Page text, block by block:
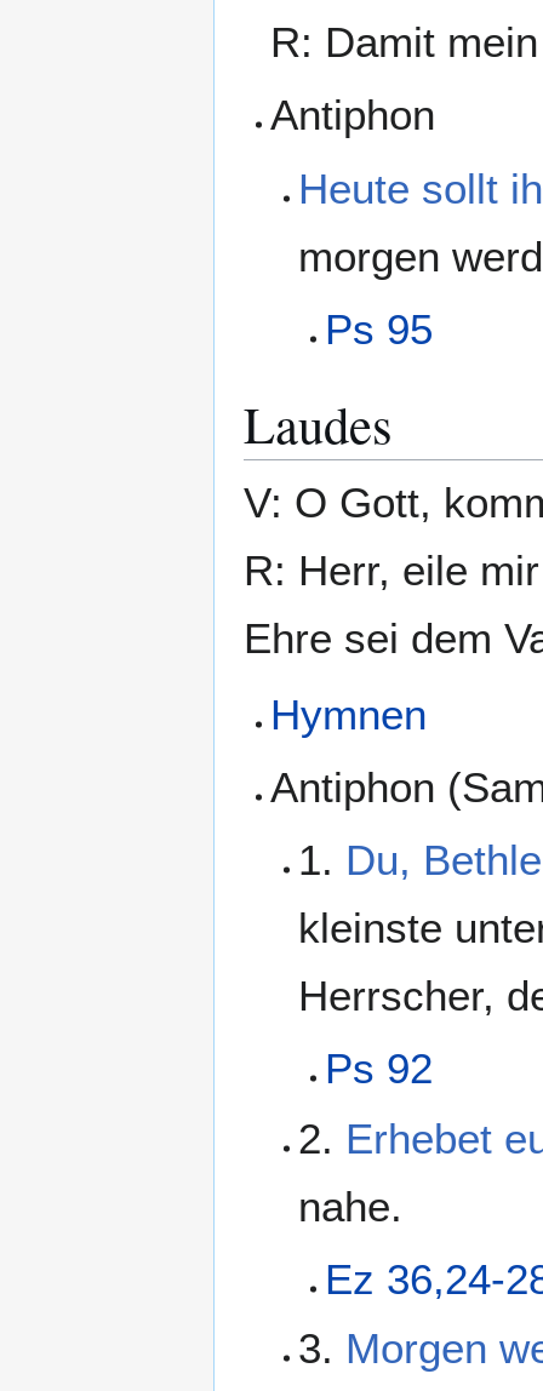
R: Damit
Antiphon
Heute sollt
morgen
Ps 95
Laudes
V: O Gott,
R: Herr, eile
Ehre sei dem
Hymnen
Antiphon
1. Du,
kleinste
Herrscher,
Ps 92
2. Erhebet
nahe.
Ez 36,24-
3. Morgen